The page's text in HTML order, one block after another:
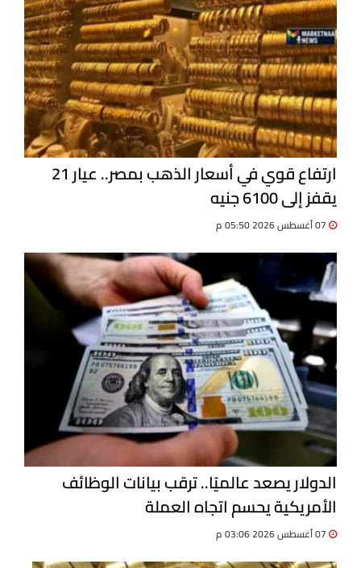
ارتفاع قوي في أسعار الذهب بمصر.. عيار 21
يقفز إلى 6100 جنيه
الدولار يصعد عالميًا.. ترقب بيانات الوظائف
الأمريكية يحسم اتجاه العملة